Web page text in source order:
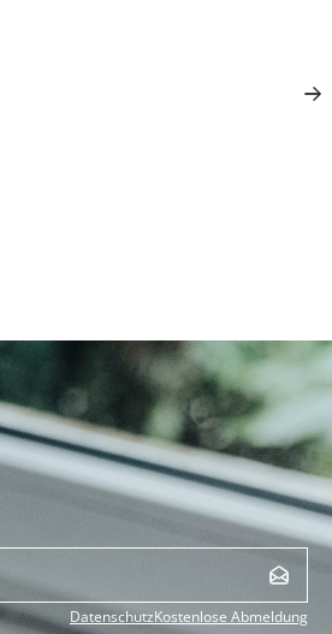
DatenschutzKostenlose Abmeldung